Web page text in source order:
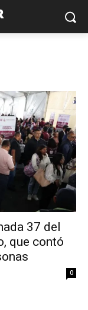
37 del
que contó
0